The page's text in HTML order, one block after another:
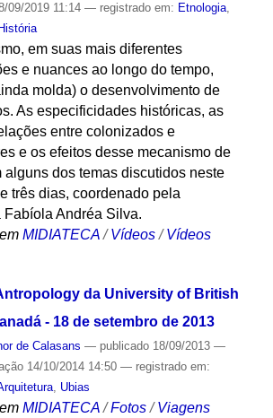
09/2019 11:14 — registrado em: Etnologia,
História
em suas mais diferentes
e nuances ao longo do tempo,
molda) o desenvolvimento de
As especificidades históricas, as
entre colonizados e
e os efeitos desse mecanismo de
alguns dos temas discutidos neste
três dias, coordenado pela
Fabíola Andréa Silva.
MIDIATECA /Vídeos /Vídeos
da University of British
- 18 de setembro de 2013
de Calasans — publicado18/09/2013 —
14/10/2014 14:50 — registrado em:
, Ubias
MIDIATECA /Fotos /Viagens